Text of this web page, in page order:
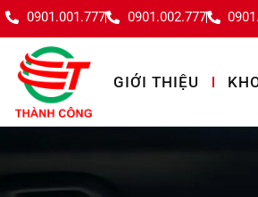
0901.001.777 0901.002.777
GIỚI THIỆU